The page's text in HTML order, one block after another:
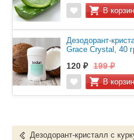
Дезодорант-
Grace Crystal, 40
120 ₽ 199 ₽
Дезодорант-кристалл с